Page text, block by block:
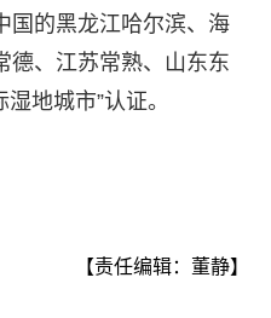
国的黑龙江哈尔滨、海
德、江苏常熟、山东东
地城市”认证。
【责任编辑：董静】